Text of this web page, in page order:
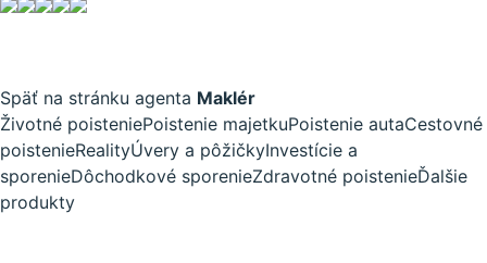
Späť na stránku agenta Maklér
Životné poisteniePoistenie majetkuPoistenie autaCestovné
poistenieRealityÚvery a pôžičkyInvestície a
sporenieDôchodkové sporenieZdravotné poistenieĎalšie
produkty